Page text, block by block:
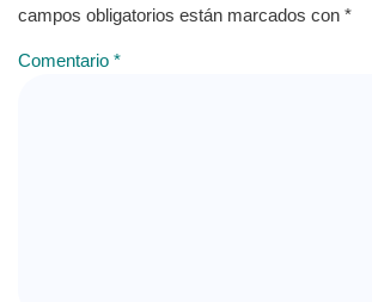
campos obligatorios están marcados con *
Comentario *